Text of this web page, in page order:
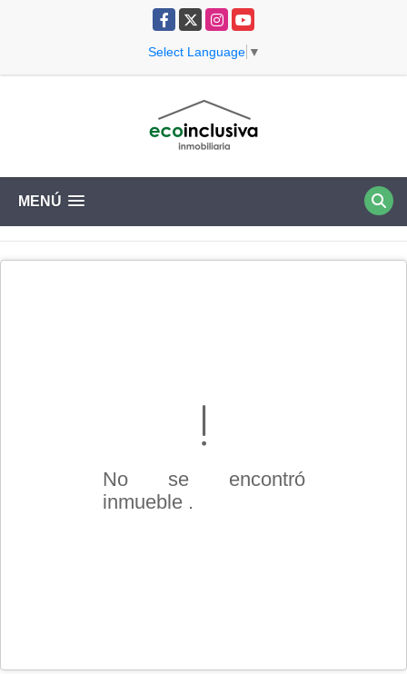
Facebook
X InstagramYouTube
Select Language ▼
MENÚ
No se encontró
inmueble .